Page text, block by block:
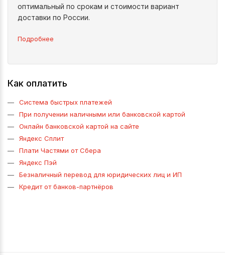
оптимальный по срокам и стоимости вариант
доставки по России.
Подробнее
Как оплатить
Система быстрых платежей
При получении наличными или банковской картой
Онлайн банковской картой на сайте
Яндекс Сплит
Плати Частями от Сбера
Яндекс Пэй
Безналичный перевод для юридических лиц и ИП
Кредит от банков-партнёров